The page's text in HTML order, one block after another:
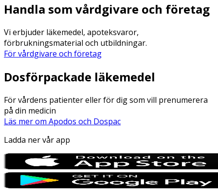
Handla som vårdgivare och företag
Vi erbjuder läkemedel, apoteksvaror,
förbrukningsmaterial och utbildningar.
För vårdgivare och företag
Dosförpackade läkemedel
För vårdens patienter eller för dig som vill prenumerera
på din medicin
Läs mer om Apodos och Dospac
Ladda ner vår app